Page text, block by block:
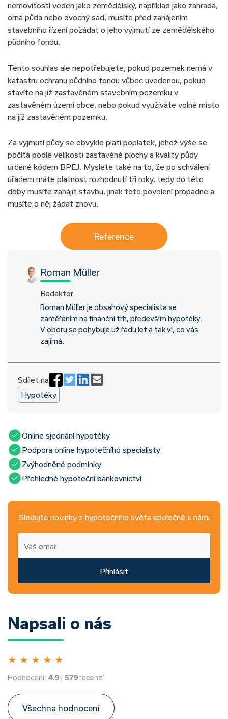
nemovitostí veden jako zemědělský, například jako zahrada,
orná půda nebo ovocný sad, musíte před zahájením
stavebního řízení požádat o jeho vyjmutí ze zemědělského
půdního fondu.
Tento souhlas ale nepotřebujete, pokud pozemek nemá v
katastru ochranu půdního fondu vůbec uvedenou, pokud
stavíte na již zastavěném stavebním pozemku v
zastavěném území obce, nebo pokud využíváte volné místo
na již zastavěném pozemku.
Za vyjmutí půdy se obvykle platí poplatek, jehož výše se
počítá podle velikosti zastavěné plochy a kvality půdy
určené kódem BPEJ. Myslete také na to, že po schválení
úřadem máte platnost rozhodnutí tři roky, tedy do této
doby musíte zahájit stavbu, jinak toto povolení propadne a
musíte o něj žádat znovu.
Reference
Roman Müller
Redaktor
Roman Müller je obsahový specialista se
zaměřením na finanční trh, především hypotéky.
V oboru se pohybuje už řadu let a tak ví, co vás
zajímá.
Sdílet na
Hypotéky
Online sjednání hypotéky
Podpora online hypotečního specialisty
Zvýhodněné podmínky
Přehledné hypoteční bankovnictví
Sledujte novinky z hypotečního světa společně s námi
Přihlásit
Napsali o nás
★ ★ ★ ★ ★
Hodnocení: 4.9 | 579recenzí
Všechna hodnocení